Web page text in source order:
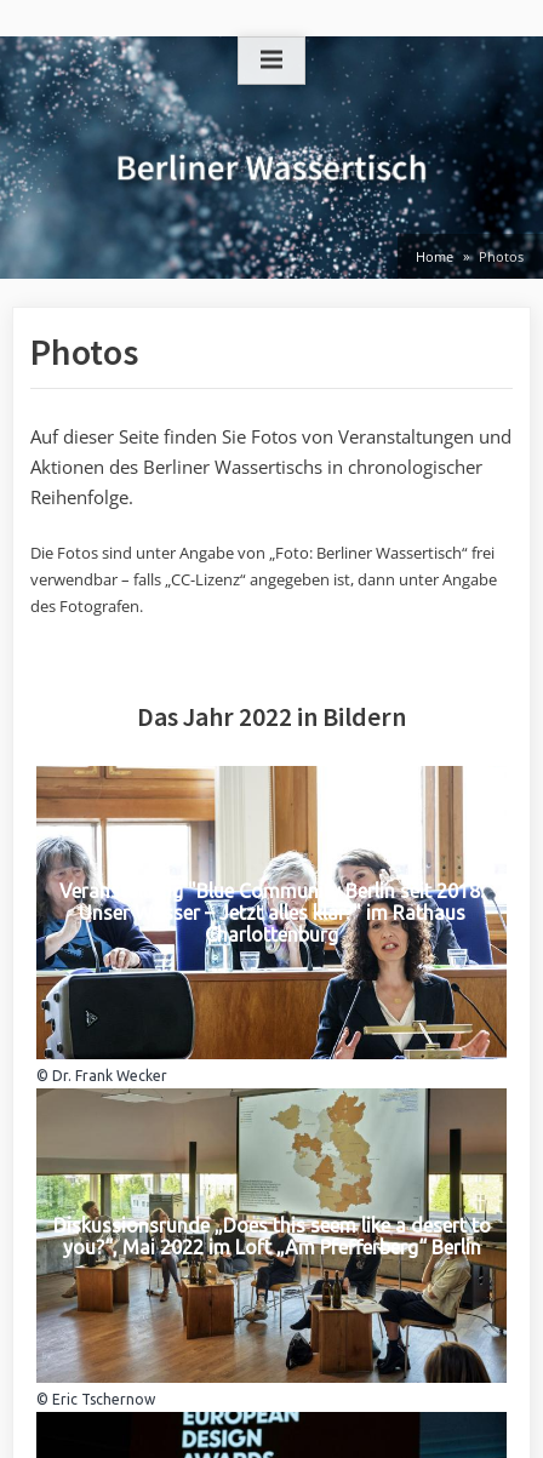
to
content
Home Photos
Photos
Auf dieser Seite finden Sie Fotos von Veranstaltungen und
Aktionen des Berliner Wassertischs in chronologischer
Reihenfolge.
Die Fotos sind unter Angabe von „Foto: Berliner Wassertisch“ frei
verwendbar – falls „CC-Lizenz“ angegeben ist, dann unter Angabe
des Fotografen.
Das Jahr 2022 in Bildern
Veranstaltung "Blue Community Berlin seit 2018:
Unser Wasser – Jetzt alles klar?" im Rathaus
Charlottenburg
© Dr. Frank Wecker
Diskussionsrunde „Does this seem like a desert to
you?“, Mai 2022 im Loft „Am Pfefferberg“ Berlin
© Eric Tschernow